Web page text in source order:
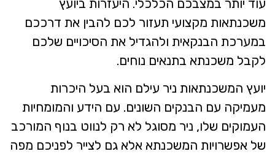
עוד יותר במצבכם הכלכלי. היעזרות ביועץ
משכנתאות מקצועי תעזור לכם להבין את דרככם
במערכת הבנקאית ולהגדיל את הסיכויים שלכם
לקבל משכנתא בתנאים נוחים.
יועץ המשכנתאות ניר עילם הוא בעל היכרות
מעמיקה עם הבנקים השונים. עם הידע והמומחיות
העמוקים שלו, ניר מסוגל לא רק לנווט בנוף המורכב
של אפשרויות המשכנתא אלא גם לצייר לפניכם מפה